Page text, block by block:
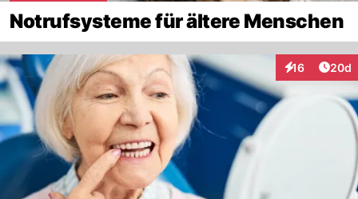
Notrufsysteme für ältere Menschen
16
Interaktionen
20d